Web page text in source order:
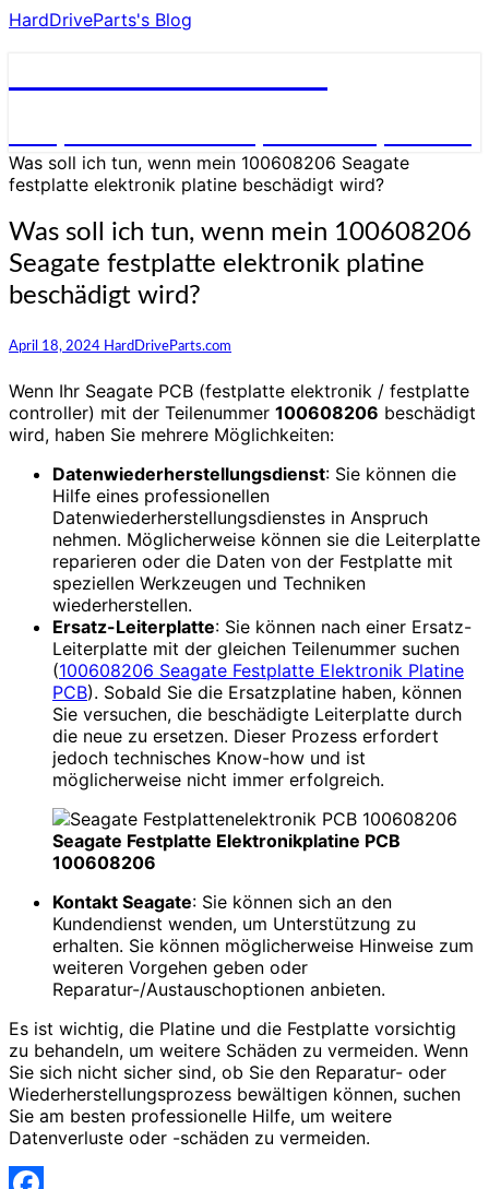
HardDriveParts's Blog
Was soll ich tun, wenn mein 100608206 Seagate
festplatte elektronik platine beschädigt wird?
Was soll ich tun, wenn mein 100608206
Seagate festplatte elektronik platine
beschädigt wird?
April 18, 2024 HardDriveParts.com
Wenn Ihr Seagate PCB (festplatte elektronik / festplatte
controller) mit der Teilenummer 100608206 beschädigt
wird, haben Sie mehrere Möglichkeiten:
Datenwiederherstellungsdienst: Sie können die
Hilfe eines professionellen
Datenwiederherstellungsdienstes in Anspruch
nehmen. Möglicherweise können sie die Leiterplatte
reparieren oder die Daten von der Festplatte mit
speziellen Werkzeugen und Techniken
wiederherstellen.
Ersatz-Leiterplatte: Sie können nach einer Ersatz-
Leiterplatte mit der gleichen Teilenummer suchen
(100608206 Seagate Festplatte Elektronik Platine
PCB). Sobald Sie die Ersatzplatine haben, können
Sie versuchen, die beschädigte Leiterplatte durch
die neue zu ersetzen. Dieser Prozess erfordert
jedoch technisches Know-how und ist
möglicherweise nicht immer erfolgreich.
Seagate Festplatte Elektronikplatine PCB
100608206
Kontakt Seagate: Sie können sich an den
Kundendienst wenden, um Unterstützung zu
erhalten. Sie können möglicherweise Hinweise zum
weiteren Vorgehen geben oder
Reparatur-/Austauschoptionen anbieten.
Es ist wichtig, die Platine und die Festplatte vorsichtig
zu behandeln, um weitere Schäden zu vermeiden. Wenn
Sie sich nicht sicher sind, ob Sie den Reparatur- oder
Wiederherstellungsprozess bewältigen können, suchen
Sie am besten professionelle Hilfe, um weitere
Datenverluste oder -schäden zu vermeiden.